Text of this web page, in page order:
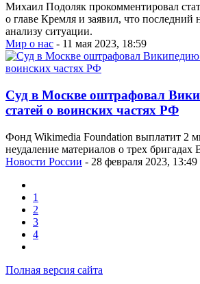
Михаил Подоляк прокомментировал
о главе Кремля и заявил, что последний
анализу ситуации.
Мир о нас - 11 мая 2023, 18:59
Суд в Москве оштрафовал
статей о воинских частях РФ
Фонд Wikimedia Foundation выплатит 2
неудаление материалов о трех бригадах
Новости России - 28 февраля 2023, 13:49
1
2
3
4
Полная версия сайта